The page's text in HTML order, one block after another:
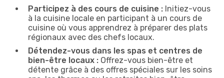
Participez à des cours de cuisine : Initiez-vous
à la cuisine locale en participant à un cours de
cuisine où vous apprendrez à préparer des plats
régionaux avec des chefs locaux.
Détendez-vous dans les spas et centres de
bien-être locaux : Offrez-vous bien-être et
détente grâce à des offres spéciales sur les soins